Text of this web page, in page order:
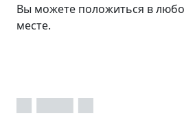
Вы можете положиться в
месте.